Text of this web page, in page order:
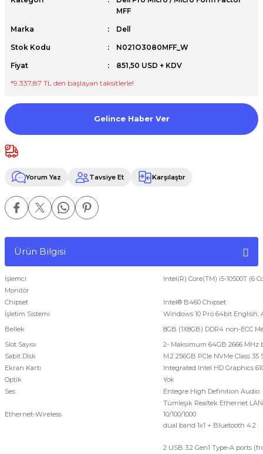
MFF
Marka Dell
Stok Kodu N021O3080MFF_W
Fiyat
851,50 USD + KDV
*9.337,87 TL den başlayan taksitlerle!
Gelince Haber Ver
Yorum Yaz Tavsiye Et Karşılaştır
Ürün Bilgisi
İşlemci
Intel(R) Core(TM) i5-10500T (6
Monitör
Chipset
Intel® B460 Chipset
İşletim Sistemi
Windows 10 Pro 64bit English,
Bellek
8GB (1X8GB) DDR4 non-ECC
Slot Sayısı
2- Maksimum 64GB 2666 MHz
Sabit Disk
M.2 256GB PCIe NVMe Class
Ekran Kartı
Integrated Intel HD Graphics
Optik
Yok
Ses
Entegre High Definition Audio
Ethernet-Wireless
Tümleşik Realtek Ethernet LAN
10/100/
dual band 1x1 + Bluetooth 4.2
2 USB 3.2 Gen1 Type-A ports